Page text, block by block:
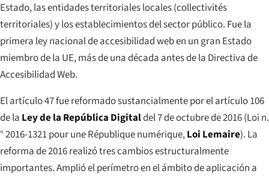
Estado, las entidades territoriales locales (collectivités
territoriales) y los establecimientos del sector público. Fue la
primera ley nacional de accesibilidad web en un gran Estado
miembro de la UE, más de una década antes de la Directiva de
Accesibilidad Web.
El artículo 47 fue reformado sustancialmente por el artículo 106
de la Ley de la República Digitaldel 7 de octubre de 2016 (Loi n.
° 2016-1321 pour une République numérique,Loi Lemaire). La
reforma de 2016 realizó tres cambios estructuralmente
importantes. Amplió el perímetro en el ámbito de aplicación a